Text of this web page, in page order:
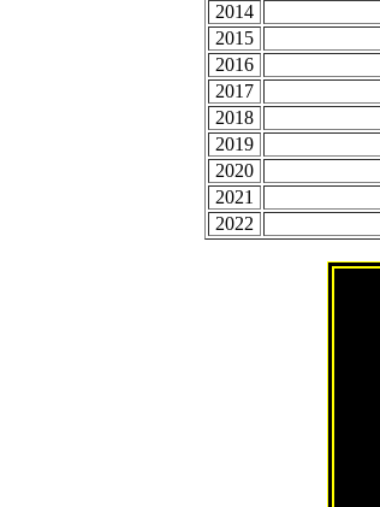
2014
2015
2016
2017
2018
2019
2020
2021
2022